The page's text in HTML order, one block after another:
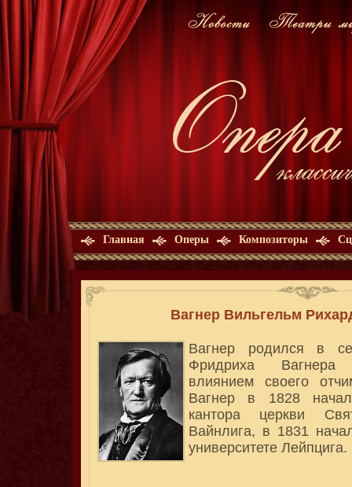
Главная Оперы Композиторы
Вагнер Вильгельм
Вагнер родился в
Фридриха
влиянием своего
Вагнер в 1828
кантора церкви
Вайнлига, в 1831
университете Лейпцига.